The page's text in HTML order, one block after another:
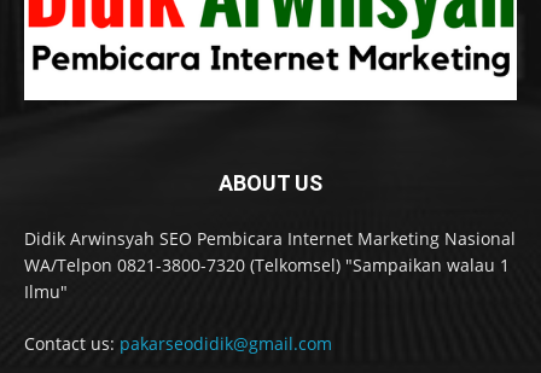
ABOUT US
Didik Arwinsyah SEO Pembicara Internet Marketing Nasional
WA/Telpon 0821-3800-7320 (Telkomsel) "Sampaikan walau 1
Ilmu"
Contact us: pakarseodidik@gmail.com